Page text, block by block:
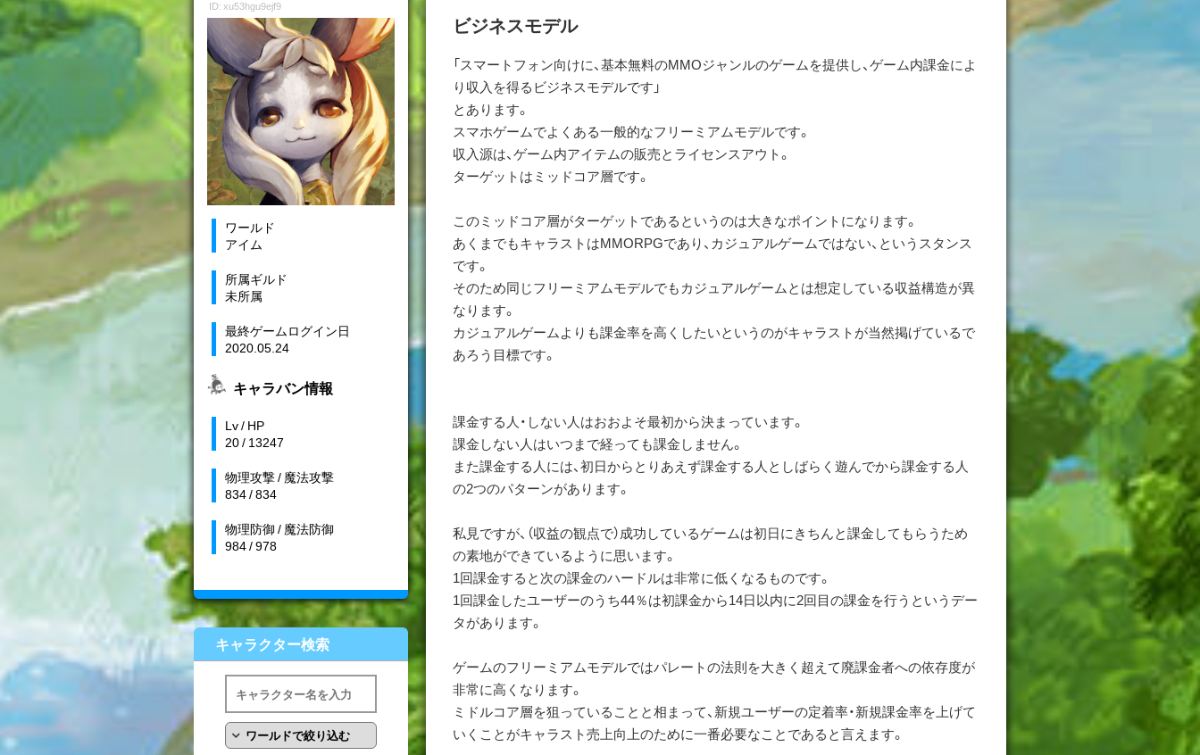
ID: xu53hgu9ejf9
ワールド
アイム
所属ギルド
未所属
最終ゲームログイン日
2020.05.24
キャラバン情報
Lv / HP
20 / 13247
物理攻撃 / 魔法攻撃
834 / 834
物理防御 / 魔法防御
984 / 978
キャラクター検索
ビジネスモデル
「スマートフォン向けに、基本無料のMMOジャンルのゲームを提供し、ゲーム内課金によ
り収入を得るビジネスモデルです」
とあります。
スマホゲームでよくある一般的なフリーミアムモデルです。
収入源は、ゲーム内アイテムの販売とライセンスアウト。
ターゲットはミッドコア層です。
このミッドコア層がターゲットであるというのは大きなポイントになります。
あくまでもキャラストはMMORPGであり、カジュアルゲームではない、というスタンス
です。
そのため同じフリーミアムモデルでもカジュアルゲームとは想定している収益構造が異
なります。
カジュアルゲームよりも課金率を高くしたいというのがキャラストが当然掲げているで
あろう目標です。
課金する人・しない人はおおよそ最初から決まっています。
課金しない人はいつまで経っても課金しません。
また課金する人には、初日からとりあえず課金する人としばらく遊んでから課金する人
の2つのパターンがあります。
私見ですが、（収益の観点で）成功しているゲームは初日にきちんと課金してもらうため
の素地ができているように思います。
1回課金すると次の課金のハードルは非常に低くなるものです。
1回課金したユーザーのうち44％は初課金から14日以内に2回目の課金を行うというデー
タがあります。
ゲームのフリーミアムモデルではパレートの法則を大きく超えて廃課金者への依存度が
非常に高くなります。
ミドルコア層を狙っていることと相まって、新規ユーザーの定着率・新規課金率を上げて
いくことがキャラスト売上向上のために一番必要なことであると言えます。